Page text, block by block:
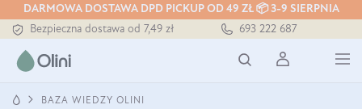
DARMOWA DOSTAWA DPD PICKUP OD 49 ZŁ 📦 3-9 SIERPNIA
Bezpieczna dostawa od 7,49 zł
Darmowa dostawa od 199 zł
Tłoczony zawsze na zimno
693 222 687
BAZA WIEDZY OLINI